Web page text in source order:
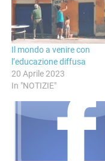
Il mondo a venire con
l’educazione diffusa
20 Aprile 2023
In "NOTIZIE"